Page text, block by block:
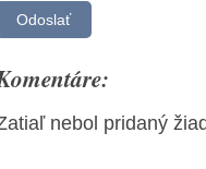
nebol pridaný